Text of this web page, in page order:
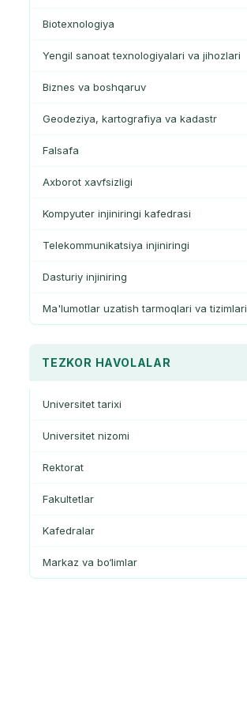
Biotexnologiya
Yengil sanoat texnologiyalari va jihozlari
Biznes va boshqaruv
Geodeziya, kartografiya va kadastr
Falsafa
Axborot xavfsizligi
Kompyuter injiniringi kafedrasi
Telekommunikatsiya injiniringi
Dasturiy injiniring
Ma'lumotlar uzatish tarmoqlari va tizimlari
TEZKOR HAVOLALAR
Universitet tarixi
Universitet nizomi
Rektorat
Fakultetlar
Kafedralar
Markaz va bo‘limlar